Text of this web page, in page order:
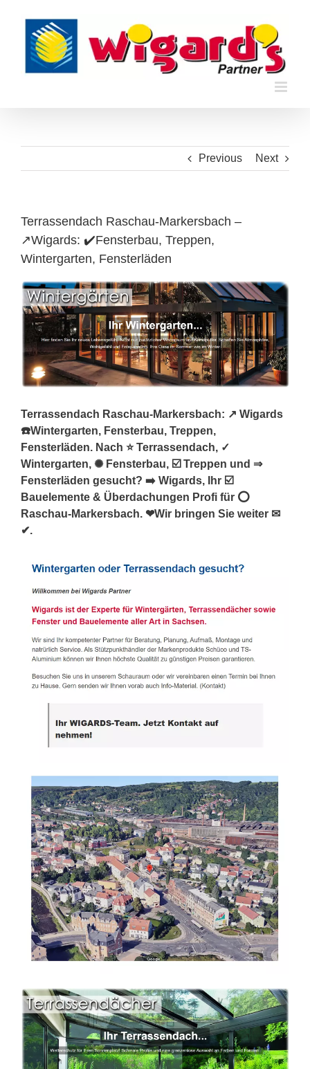
content
Previous Next
Terrassendach Raschau-Markersbach –
↗️Wigards: ✔️Fensterbau, Treppen,
Wintergarten, Fensterläden
Terrassendach Raschau-Markersbach: ↗️ Wigards
☎️Wintergarten, Fensterbau, Treppen,
Fensterläden. Nach ⭐ Terrassendach, ✓
Wintergarten, ✺ Fensterbau, ☑️ Treppen und ⇒
Fensterläden gesucht? ➡️ Wigards, Ihr ☑️
Bauelemente & Überdachungen Profi für ⭕
Raschau-Markersbach. ❤Wir bringen Sie weiter ✉
✔.